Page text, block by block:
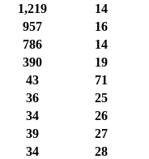
1,219
14
957
16
786
14
390
19
43
71
36
25
34
26
39
27
34
28